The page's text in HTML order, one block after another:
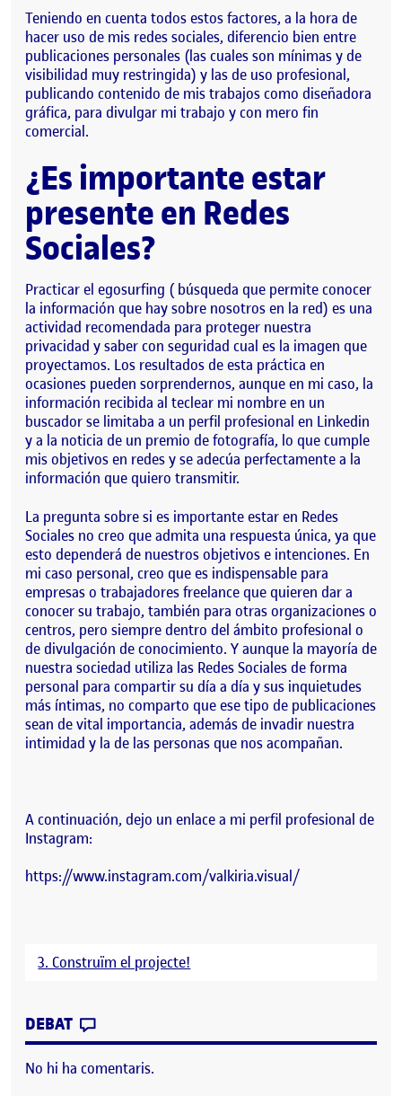
Teniendo en cuenta todos estos factores, a la hora de
hacer uso de mis redes sociales, diferencio bien entre
publicaciones personales (las cuales son mínimas y de
visibilidad muy restringida) y las de uso profesional,
publicando contenido de mis trabajos como diseñadora
gráfica, para divulgar mi trabajo y con mero fin
comercial.
¿Es importante estar
presente en Redes
Sociales?
Practicar el egosurfing ( búsqueda que permite conocer
la información que hay sobre nosotros en la red) es una
actividad recomendada para proteger nuestra
privacidad y saber con seguridad cual es la imagen que
proyectamos. Los resultados de esta práctica en
ocasiones pueden sorprendernos, aunque en mi caso, la
información recibida al teclear mi nombre en un
buscador se limitaba a un perfil profesional en Linkedin
y a la noticia de un premio de fotografía, lo que cumple
mis objetivos en redes y se adecúa perfectamente a la
información que quiero transmitir.
La pregunta sobre si es importante estar en Redes
Sociales no creo que admita una respuesta única, ya que
esto dependerá de nuestros objetivos e intenciones. En
mi caso personal, creo que es indispensable para
empresas o trabajadores freelance que quieren dar a
conocer su trabajo, también para otras organizaciones o
centros, pero siempre dentro del ámbito profesional o
de divulgación de conocimiento. Y aunque la mayoría de
nuestra sociedad utiliza las Redes Sociales de forma
personal para compartir su día a día y sus inquietudes
más íntimas, no comparto que ese tipo de publicaciones
sean de vital importancia, además de invadir nuestra
intimidad y la de las personas que nos acompañan.
A continuación, dejo un enlace a mi perfil profesional de
Instagram:
https://www.instagram.com/valkiria.visual/
3. Construïm el projecte!
DEBAT
No hi ha comentaris.